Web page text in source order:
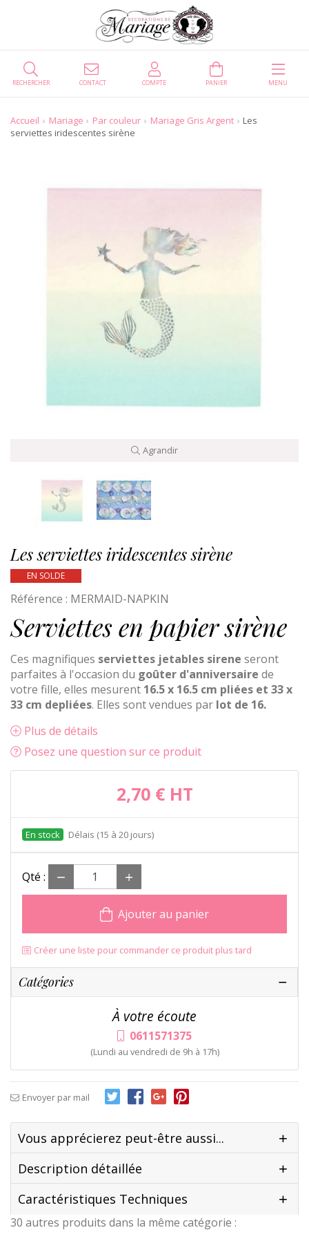
CONTACT
RECHERCHER COMPTE PANIER MENU
Accueil Mariage Par couleur Mariage Gris Argent
Les
serviettes iridescentes sirène
Agrandir
Les serviettes iridescentes sirène
EN SOLDE
Référence : MERMAID-NAPKIN
Serviettes en papier sirène
Ces magnifiques serviettes jetables sirene seront
parfaites à l'occasion du goûter d'anniversaire de
votre fille, elles mesurent 16.5 x 16.5 cm pliées et 33 x
33 cm depliées. Elles sont vendues par lot de 16.
Plus de détails
Posez une question sur ce produit
2,70 € HT
Délais (15 à 20 jours)
Qté :
Ajouter au panier
Créer une liste pour commander ce produit plus tard
Catégories
À votre écoute
0611571375
(Lundi au vendredi de 9h à 17h)
Envoyer par mail
Vous apprécierez peut-être aussi...
Description détaillée
Caractéristiques Techniques
30 autres produits dans la même catégorie :